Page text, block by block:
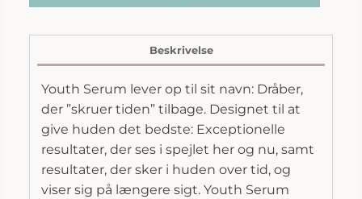
antal
Beskrivelse
Youth Serum lever op til sit navn: Dråber,
der ”skruer tiden” tilbage. Designet til at
give huden det bedste: Exceptionelle
resultater, der ses i spejlet her og nu, samt
resultater, der sker i huden over tid, og
viser sig på længere sigt. Youth Serum